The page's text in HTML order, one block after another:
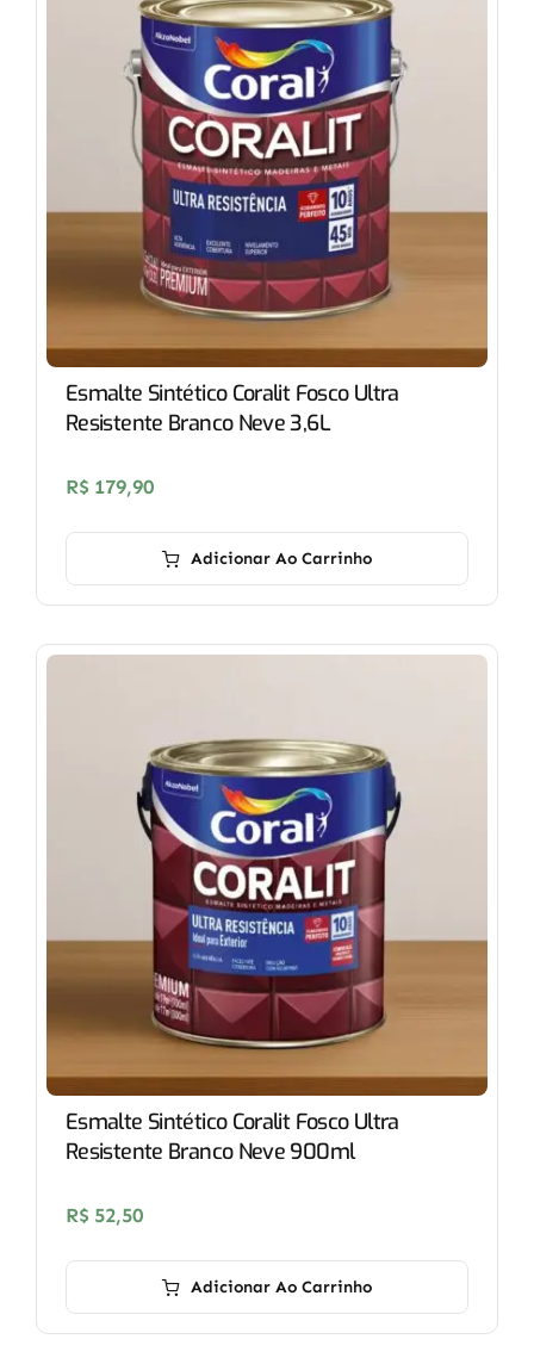
Esmalte Sintético Coralit Fosco Ultra
Resistente Branco Neve 3,6L
R$ 179,90
Adicionar Ao Carrinho
Esmalte Sintético Coralit Fosco Ultra
Resistente Branco Neve 900ml
R$ 52,50
Adicionar Ao Carrinho